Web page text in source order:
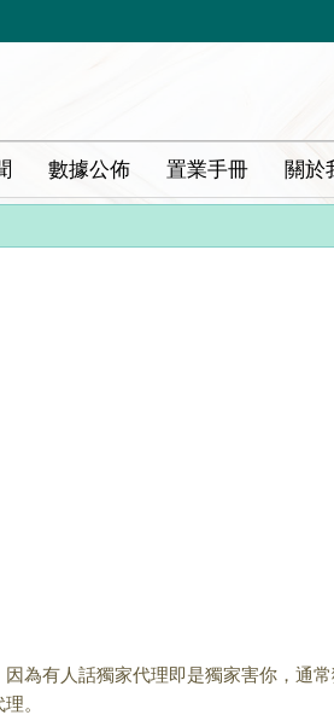
數據公佈 置業手冊 關於
因為有人話獨家代理即是獨家害你，通
交給測量師行做獨家代理。